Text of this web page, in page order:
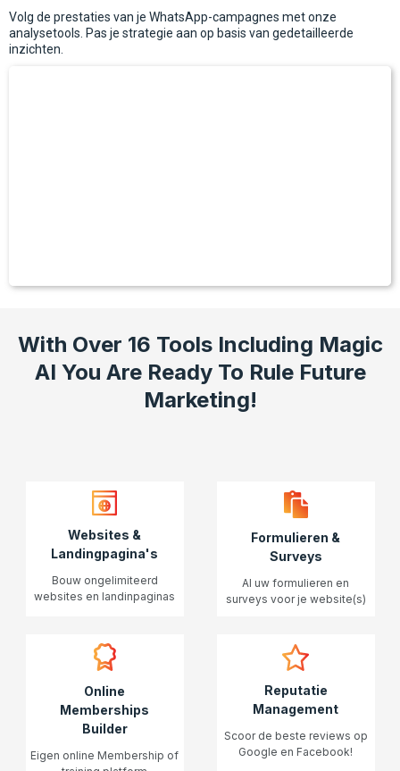
Volg de prestaties van je WhatsApp-campagnes met onze
analysetools. Pas je strategie aan op basis van gedetailleerde
inzichten.
With Over 16 Tools Including Magic
AI You Are Ready To Rule Future
Marketing!
Websites &
Landingpagina's
Bouw ongelimiteerd
websites en landinpaginas
Formulieren &
Surveys
Al uw formulieren en
surveys voor je website(s)
Online
Memberships
Builder
Eigen online Membership of
Reputatie
Management
Scoor de beste reviews op
Google en Facebook!